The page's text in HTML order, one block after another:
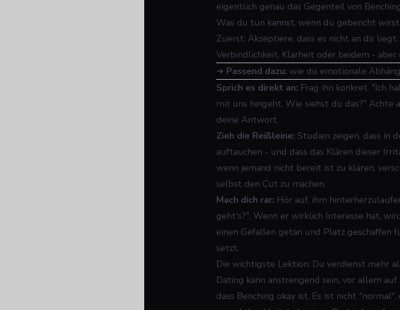
eigentlich genau das Gegenteil von
Was du tun kannst, wenn du gebencht wirst
Zuerst: Akzeptiere, dass es nicht an dir
Verbindlichkeit, Klarheit oder beidem - aber
➜ Passend dazu: wie du emotionale
Sprich es direkt an: Frag ihn konkret. "Ich
mit uns hingeht. Wie siehst du das?" Achte
deine Antwort.
Zieh die Reißleine: Studien zeigen, dass in
auftauchen - und dass das Klären dieser
wenn jemand nicht bereit ist zu klären,
selbst den Cut zu machen.
Mach dich rar: Hör auf, ihm
geht's?". Wenn er wirklich Interesse hat,
einen Gefallen getan und Platz geschaffen
setzt.
Die wichtigste Lektion: Du verdienst mehr
Dating kann anstrengend sein, vor allem
dass Benching okay ist. Es ist nicht